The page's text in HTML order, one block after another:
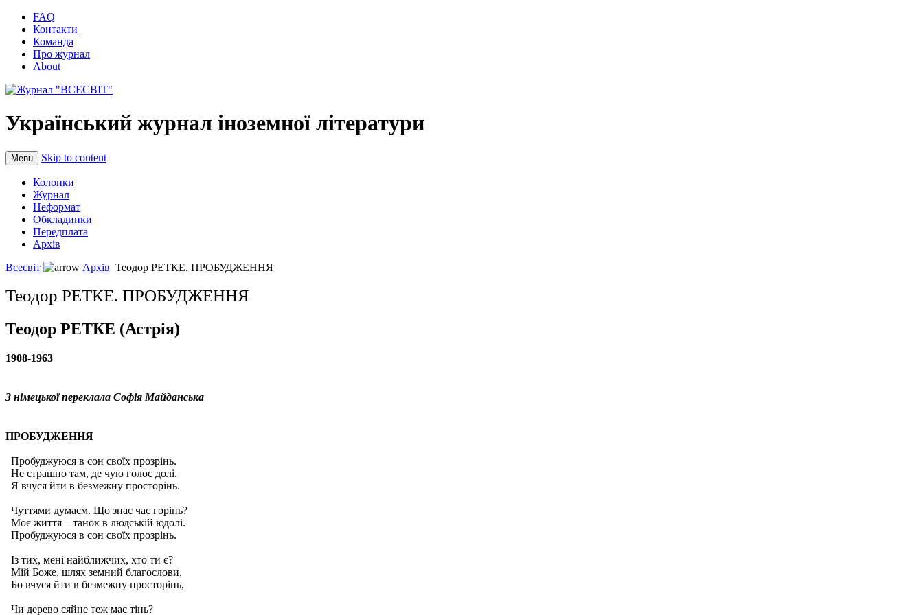
FAQ
Контакти
Команда
Про журнал
About
Український журнал іноземної літератури
Menu Skip to content
Колонки
Журнал
Неформат
Обкладинки
Передплата
Архів
Всесвіт
Архів Теодор РЕТКЕ. ПРОБУДЖЕННЯ
Теодор РЕТКЕ. ПРОБУДЖЕННЯ
Теодор РЕТКЕ (Астрія)
1908-1963
З німецької переклала Софія Майданська
ПРОБУДЖЕННЯ
Пробуджуюся в сон своїх прозрiнь.
Не страшно там, де чую голос долi.
Я вчуся йти в безмежну просторiнь.
Чуттями думаєм. Що знає час горiнь?
Моє життя – танок в людськiй юдолi.
Пробуджуюся в сон своїх прозрiнь.
Iз тих, менi найближчих, хто ти є?
Мiй Боже, шлях земний благослови,
Бо вчуся йти в безмежну просторiнь,
Чи дерево сяйне теж має тiнь?